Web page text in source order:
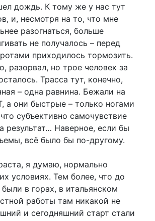
дождь. К тому же у нас тут
и, несмотря на то, что мне
разогнаться, больше
не получалось – перед
приходилось тормозить.
разорвал, но трое человек за
Трасса тут, конечно,
– одна равнина. Бежали на
а они быстрые – только ногами
субъективно самочувствие
результат… Наверное, если бы
всё было бы по-другому.
я думаю, нормально
условиях. Тем более, что до
в горах, в итальянском
работы там никакой не
и сегодняшний старт стали